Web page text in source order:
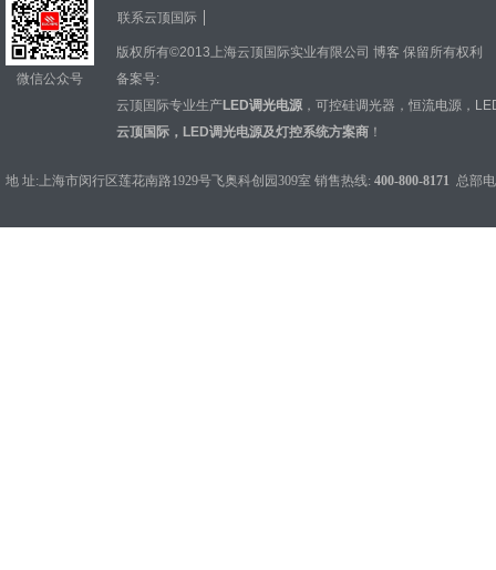
微信公众号
联系云顶国际
版权所有©2013上海云顶国际实业有限公司 博客 保留所有权利
备案号:
云顶国际专业生产LED调光电源 ， 可控硅调光器 ， 恒流电源 ，
云顶国际，LED调光电源及灯控系统方案商 ！
地 址:上海市闵行区莲花南路1929号飞奥科创园309室 销售热线: 400-800-8171 总部